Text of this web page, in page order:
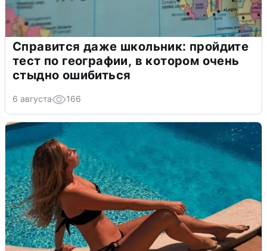
Справится даже школьник: пройдите
тест по географии, в котором очень
стыдно ошибиться
6 августа 166